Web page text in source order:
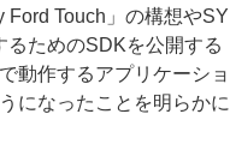
Ford Touch」の構想やSY
るためのSDKを公開する
動作するアプリケーショ
になったことを明らかに